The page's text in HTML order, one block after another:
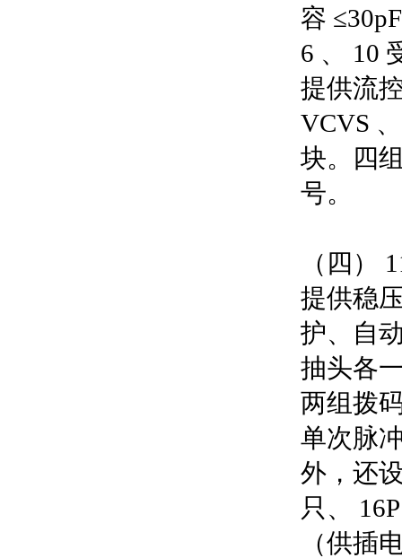
容
6 、 10
提供流
VCVS
块。四
号。
（四）
提供稳
护、自
抽头各
两组拨
单次脉
外，还
只、
（供插